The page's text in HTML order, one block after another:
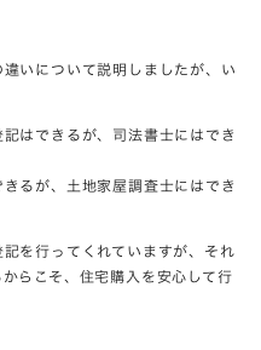
いについて説明しましたが、い
はできるが、司法書士にはでき
るが、土地家屋調査士にはでき
を行ってくれていますが、それ
らこそ、住宅購入を安心して行